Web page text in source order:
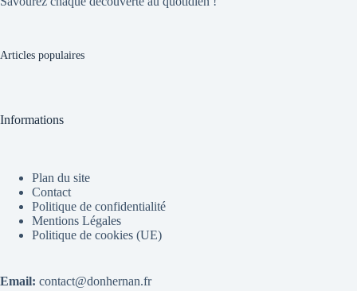
Articles populaires
Informations
Plan du site
Contact
Politique de confidentialité
Mentions Légales
Politique de cookies (UE)
Email: contact@donhernan.fr